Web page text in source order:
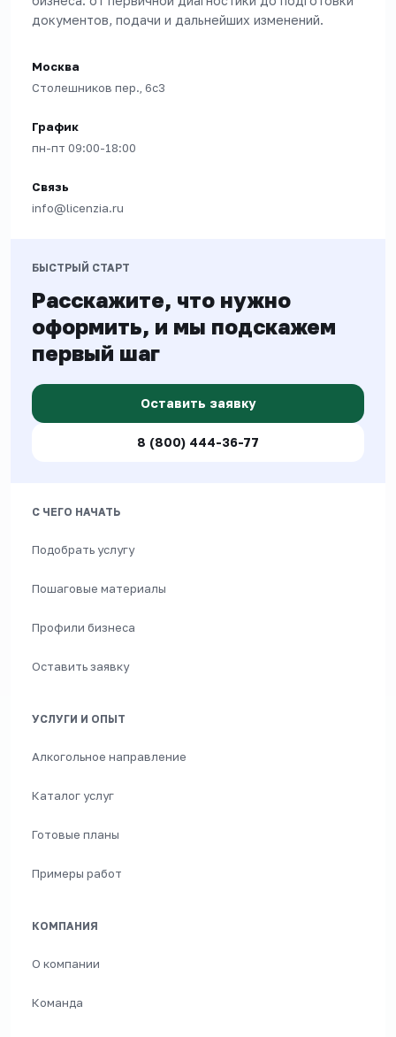
документов, подачи и дальнейших изменений.
Москва
Столешников пер., 6с3
График
пн-пт 09:00-18:00
Связь
info@licenzia.ru
БЫСТРЫЙ СТАРТ
Расскажите, что нужно
оформить, и мы подскажем
первый шаг
Оставить заявку
8 (800) 444-36-77
С ЧЕГО НАЧАТЬ
Подобрать услугу
Пошаговые материалы
Профили бизнеса
Оставить заявку
УСЛУГИ И ОПЫТ
Алкогольное направление
Каталог услуг
Готовые планы
Примеры работ
КОМПАНИЯ
О компании
Команда